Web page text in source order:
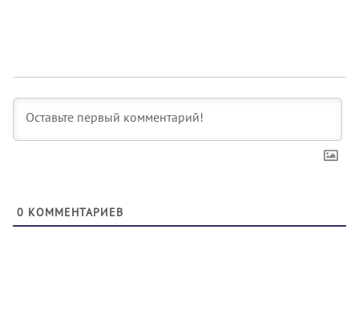
0 КОММЕНТАРИЕВ